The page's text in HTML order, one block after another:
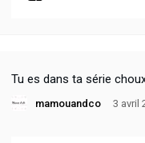
Tu es dans ta série
mamouandco 3 avril